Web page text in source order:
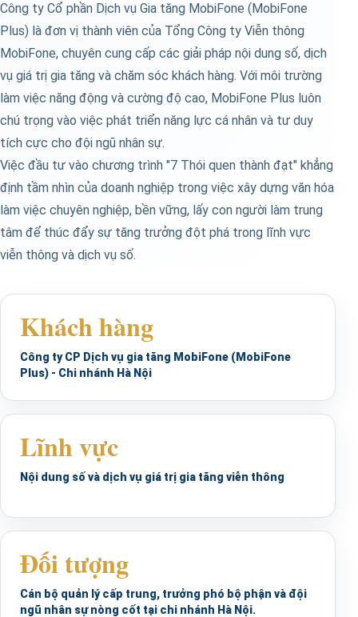
Công ty Cổ phần Dịch vụ Gia tăng MobiFone (MobiFone
Plus) là đơn vị thành viên của Tổng Công ty Viễn thông
MobiFone, chuyên cung cấp các giải pháp nội dung số, dịch
vụ giá trị gia tăng và chăm sóc khách hàng. Với môi trường
làm việc năng động và cường độ cao, MobiFone Plus luôn
chú trọng vào việc phát triển năng lực cá nhân và tư duy
tích cực cho đội ngũ nhân sự.
Việc đầu tư vào chương trình "7 Thói quen thành đạt" khẳng
định tầm nhìn của doanh nghiệp trong việc xây dựng văn hóa
làm việc chuyên nghiệp, bền vững, lấy con người làm trung
tâm để thúc đẩy sự tăng trưởng đột phá trong lĩnh vực
viễn thông và dịch vụ số.
Khách hàng
Công ty CP Dịch vụ gia tăng MobiFone (MobiFone
Plus) - Chi nhánh Hà Nội
Lĩnh vực
Nội dung số và dịch vụ giá trị gia tăng viễn thông
Đối tượng
Cán bộ quản lý cấp trung, trưởng phó bộ phận và đội
ngũ nhân sự nòng cốt tại chi nhánh Hà Nội.